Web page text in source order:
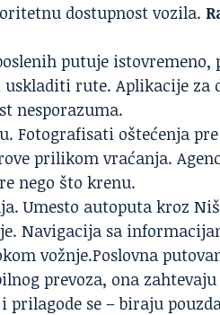
dostupnost vozila.
putuje
rute. Aplikacije za
nesporazuma.
Fotografisati oštećenja
prilikom vraćanja.
nego što krenu.
Umesto autoputa kroz
Navigacija sa
vožnje.Poslovna
prevoza, ona
se – biraju